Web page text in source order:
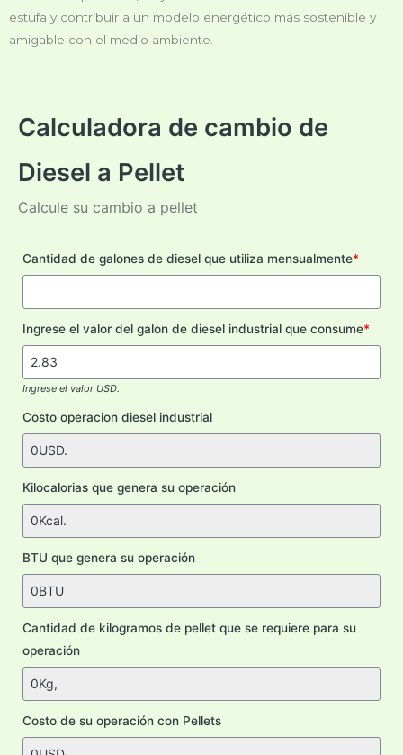
estufa y contribuir a un modelo energético más sostenible y
amigable con el medio ambiente.
Calculadora de cambio de
Diesel a Pellet
Calcule su cambio a pellet
Cantidad de galones de diesel que utiliza mensualmente*
Ingrese el valor del galon de diesel industrial que consume*
Ingrese el valor USD.
Costo operacion diesel industrial
Kilocalorias que genera su operación
BTU que genera su operación
Cantidad de kilogramos de pellet que se requiere para su
operación
Costo de su operación con Pellets